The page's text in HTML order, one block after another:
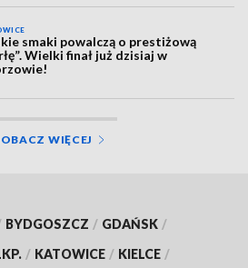
smaki powalczą o prestiżową
Wielki finał już dzisiaj w
WIĘCEJ
BYDGOSZCZ / GDAŃSK /
/ KATOWICE / KIELCE /